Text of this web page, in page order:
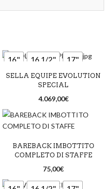
16" 16 1/2"
17"
17 1/2"
18"
Nero
New market
Rossiccio
SELLA EQUIPE EVOLUTION
SPECIAL
4.069,00€
BAREBACK IMBOTTITO
COMPLETO DI STAFFE
75,00€